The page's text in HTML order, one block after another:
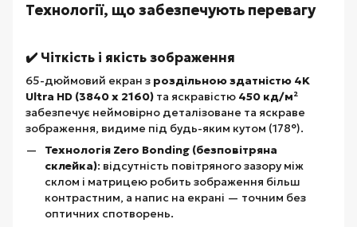
Технології, що забезпечують перевагу
✔️ Чіткість і якість зображення
65-дюймовий екран з роздільною здатністю 4K
Ultra HD (3840 x 2160) та яскравістю 450 кд/м²
забезпечує неймовірно деталізоване та яскраве
зображення, видиме під будь-яким кутом (178°).
Технологія Zero Bonding (безповітряна
склейка): відсутність повітряного зазору між
склом і матрицею робить зображення більш
контрастним, а напис на екрані — точним без
оптичних спотворень.